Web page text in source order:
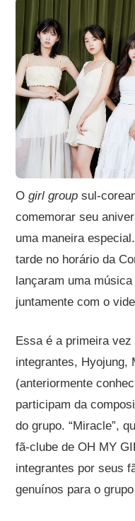
Ogirl group sul-
comemorar seu
uma maneira
tarde no horário da
lançaram uma
juntamente com o
Essa é a primeira
integrantes, Hyojung,
(anteriormente
participam da
do grupo. “Miracle”,
fã-clube de OH MY
integrantes por seus
genuínos para o